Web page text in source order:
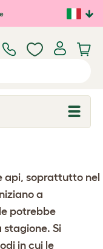
api, soprattutto nel
a
potrebbe
stagione. Si
in cui le